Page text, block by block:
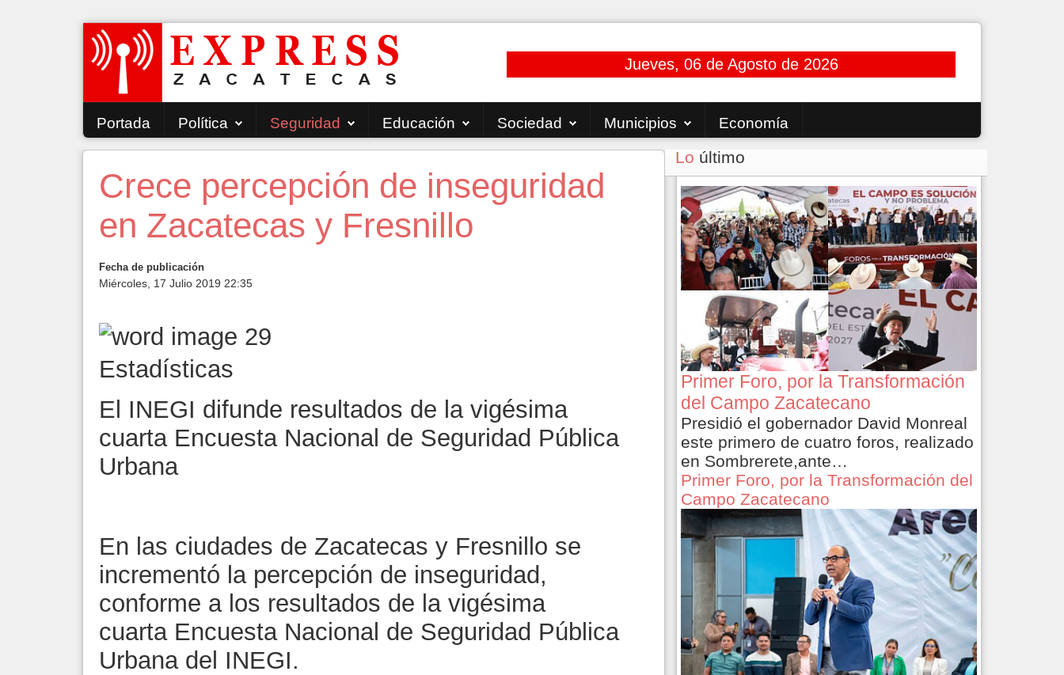
Jueves, 06 de Agosto de 2026
Portada Política Seguridad Educación Sociedad Municipios Economía
Crece percepción de inseguridad
en Zacatecas y Fresnillo
Fecha de publicación
Miércoles, 17 Julio 2019 22:35
Estadísticas
El INEGI difunde resultados de la vigésima
cuarta Encuesta Nacional de Seguridad Pública
Urbana
En las ciudades de Zacatecas y Fresnillo se
incrementó la percepción de inseguridad,
conforme a los resultados de la vigésima
cuarta Encuesta Nacional de Seguridad Pública
Urbana del INEGI.
Lo último
Primer Foro, por la Transformación
del Campo Zacatecano
Presidió el gobernador David Monreal
este primero de cuatro foros, realizado
en Sombrerete,ante…
Primer Foro, por la Transformación del
Campo Zacatecano